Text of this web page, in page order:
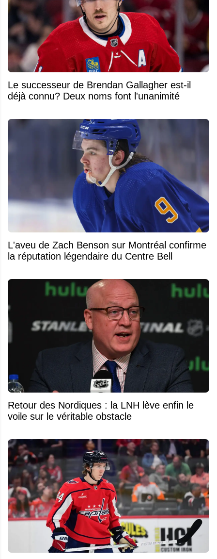
Le successeur de Brendan Gallagher est-il
déjà connu? Deux noms font l'unanimité
L'aveu de Zach Benson sur Montréal confirme
la réputation légendaire du Centre Bell
Retour des Nordiques : la LNH lève enfin le
voile sur le véritable obstacle